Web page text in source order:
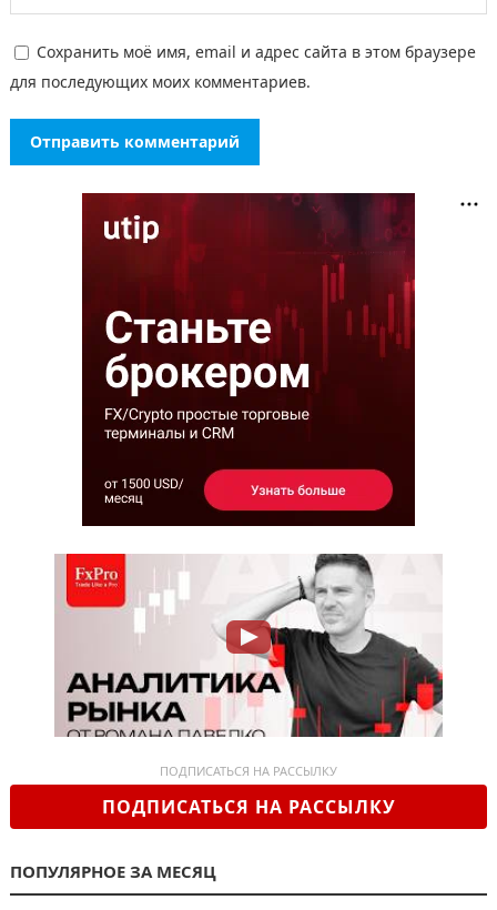
Сохранить моё имя, email и адрес сайта в этом браузере
для последующих моих комментариев.
ПОДПИСАТЬСЯ НА РАССЫЛКУ
ПОДПИСАТЬСЯ НА РАССЫЛКУ
ПОПУЛЯРНОЕ ЗА МЕСЯЦ